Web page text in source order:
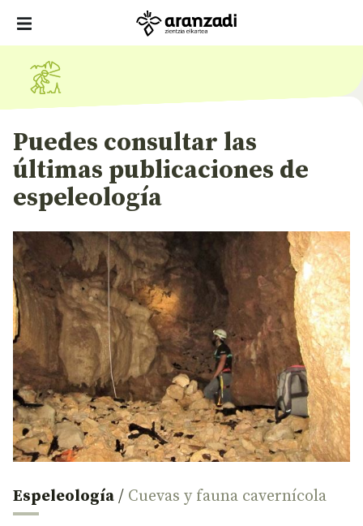
Puedes consultar las
últimas publicaciones de
espeleología
Espeleología / Cuevas y fauna cavernícola